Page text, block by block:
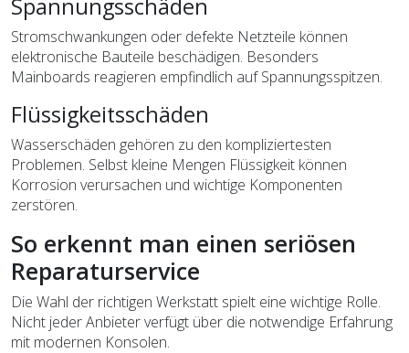
Spannungsschäden
Stromschwankungen oder defekte Netzteile können
elektronische Bauteile beschädigen. Besonders
Mainboards reagieren empfindlich auf Spannungsspitzen.
Flüssigkeitsschäden
Wasserschäden gehören zu den kompliziertesten
Problemen. Selbst kleine Mengen Flüssigkeit können
Korrosion verursachen und wichtige Komponenten
zerstören.
So erkennt man einen seriösen
Reparaturservice
Die Wahl der richtigen Werkstatt spielt eine wichtige Rolle.
Nicht jeder Anbieter verfügt über die notwendige Erfahrung
mit modernen Konsolen.